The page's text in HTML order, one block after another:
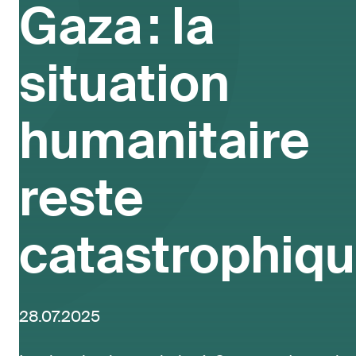
Gaza : la
situation
humanitaire
reste
28.07.2025